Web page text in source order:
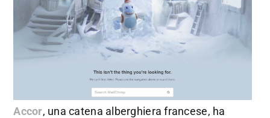
Accor, una catena alberghiera francese, ha